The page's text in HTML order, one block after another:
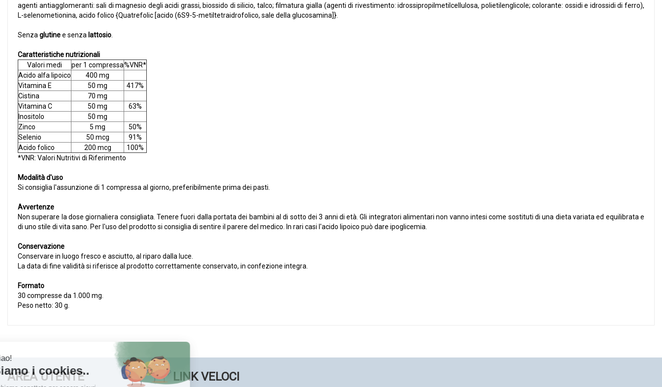
agenti antiagglomeranti: sali di magnesio degli acidi grassi, biossido di silicio, talco; filmatura gialla (agenti di rivestimento: idrossipropilmetilcellulosa, polietilenglicole; colorante: ossidi e idrossidi di ferro),
L-selenometionina, acido folico {Quatrefolic [acido (6S9-5-metiltetraidrofolico, sale della glucosamina]}.
Senza glutinee senza lattosio
Caratteristiche nutrizionali
Valori medi
per 1 compressa%VNR*
Acido alfa lipoico
400 mg
Vitamina E
50 mg
417%
Cistina
70 mg
Vitamina C
50 mg
63%
Inositolo
50 mg
Zinco
5 mg
50%
Selenio
50 mcg
91%
Acido folico
200 mcg
100%
*VNR: Valori Nutritivi di Riferimento
Modalità d'uso
Si consiglia l'assunzione di 1 compressa al giorno, preferibilmente prima dei pasti.
Avvertenze
Non superare la dose giornaliera consigliata. Tenere fuori dalla portata dei bambini al di sotto dei 3 anni di età. Gli integratori alimentari non vanno intesi come sostituti di una dieta variata ed equilibrata e
di uno stile di vita sano. Per l'uso del prodotto si consiglia di sentire il parere del medico. In rari casi l'acido lipoico può dare ipoglicemia.
Conservazione
Conservare in luogo fresco e asciutto, al riparo dalla luce.
La data di fine validità si riferisce al prodotto correttamente conservato, in confezione integra.
Formato
30 compresse da 1.000 mg.
Peso netto: 30 g.
AREA UTENTE LINK VELOCI